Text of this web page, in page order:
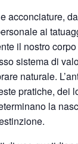
acconciature,
ai
il nostro corpo
sistema di
naturale. L’
pratiche, dei
la